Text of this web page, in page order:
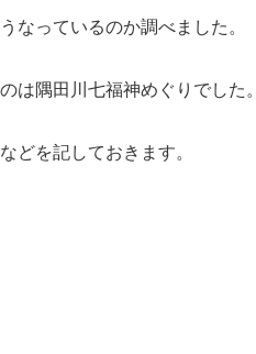
なっているのか調べました。
は隅田川七福神めぐりでした。
どを記しておきます。